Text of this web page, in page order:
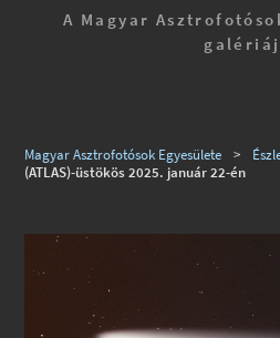
A Magyar
Magyar Asztrofotósok Egyesülete >
(ATLAS)-üstökös 2025. január 22-én